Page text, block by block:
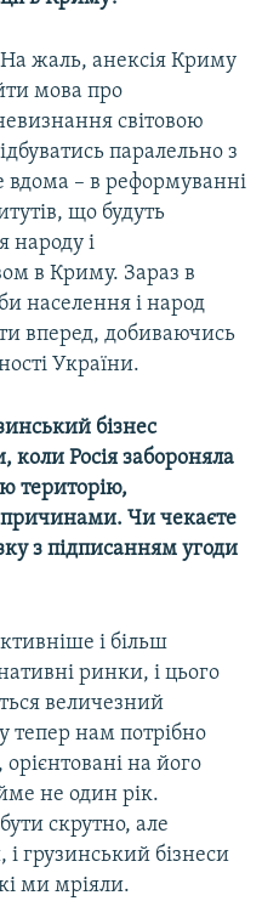
жаль, анексія Криму
мова про
світовою
паралельно з
вдома – в реформуванні
що будуть
народу і
в Криму. Зараз в
населення і народ
вперед, добиваючись
України.
бізнес
коли Росія забороняла
територію,
Чи чекаєте
з підписанням угоди
і більш
ринки, і цього
величезний
тепер нам потрібно
на його
не один рік.
скрутно, але
грузинський бізнеси
ми мріяли.